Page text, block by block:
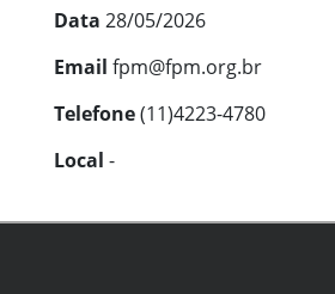
Data 28/05/2026
Email fpm@fpm.org.br
Telefone(11)4223-4780
Local -